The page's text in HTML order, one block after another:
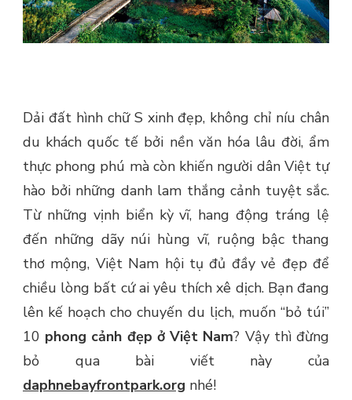
Dải đất hình chữ S xinh đẹp, không chỉ níu chân
du khách quốc tế bởi nền văn hóa lâu đời, ẩm
thực phong phú mà còn khiến người dân Việt tự
hào bởi những danh lam thắng cảnh tuyệt sắc.
Từ những vịnh biển kỳ vĩ, hang động tráng lệ
đến những dãy núi hùng vĩ, ruộng bậc thang
thơ mộng, Việt Nam hội tụ đủ đầy vẻ đẹp để
chiều lòng bất cứ ai yêu thích xê dịch. Bạn đang
lên kế hoạch cho chuyến du lịch, muốn “bỏ túi”
10 phong cảnh đẹp ở Việt Nam? Vậy thì đừng
bỏ qua bài viết này của
daphnebayfrontpark.org nhé!